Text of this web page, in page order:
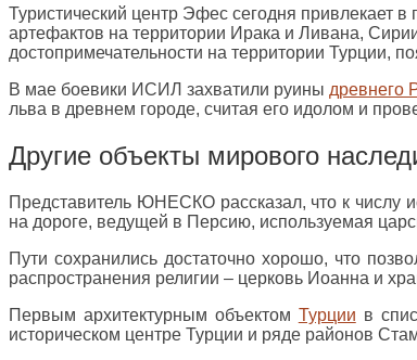
Туристический центр Эфес сегодня привлекает
артефактов на территории Ирака и Ливана,
достопримечательности на территории Турции,
В мае боевики ИСИЛ захватили руины древнего
льва в древнем городе, считая его идолом и
Другие объекты мирового
Представитель ЮНЕСКО рассказал, что к числу
на дороге, ведущей в Персию, используемая
Пути сохранились достаточно хорошо, что
распространения религии – церковь Иоанна и
Первым архитектурным объектом Турции в
историческом центре Турции и ряде районов